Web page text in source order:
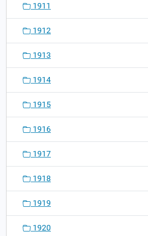
1911
1912
1913
1914
1915
1916
1917
1918
1919
1920